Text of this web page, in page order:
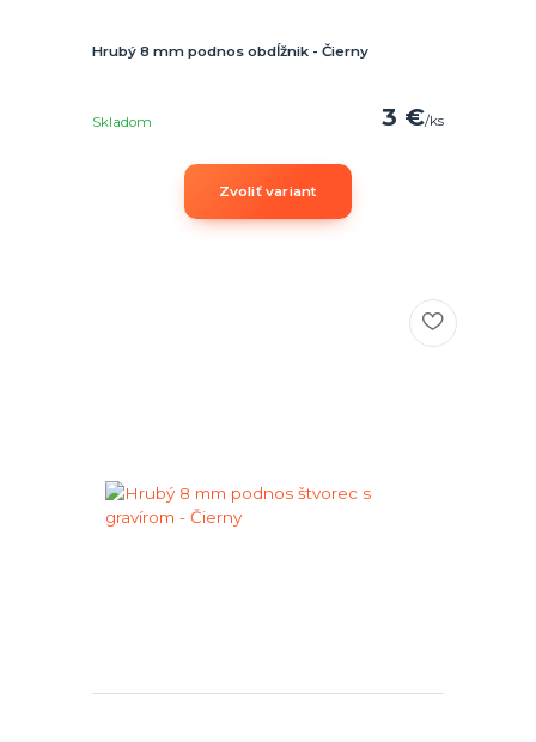
Hrubý 8 mm podnos obdĺžnik - Čierny
3 €/ks
Skladom
Zvoliť variant